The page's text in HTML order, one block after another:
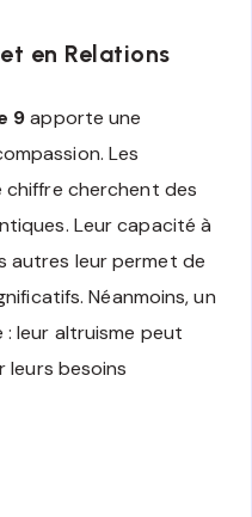
en Relations
9apporte une
Les
chiffre cherchent des
Leur capacité à
autres leur permet de
Néanmoins, un
leur altruisme peut
leurs besoins